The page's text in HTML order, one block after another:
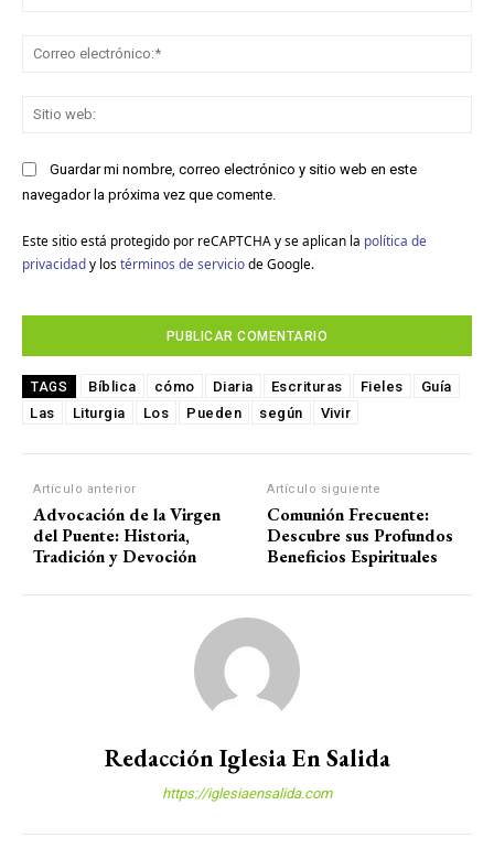
Guardar mi nombre, correo electrónico y sitio web en este
navegador la próxima vez que comente.
Este sitio está protegido por reCAPTCHA y se aplican la política de
privacidady los términos de serviciode Google.
TAGS Bíblica cómo Diaria Escrituras Fieles
Guía
Las
Liturgia Los Pueden según Vivir
Artículo anterior
Advocación de la Virgen
del Puente: Historia,
Tradición y Devoción
Artículo siguiente
Comunión Frecuente:
Descubre sus Profundos
Beneficios Espirituales
Redacción Iglesia En Salida
https://iglesiaensalida.com